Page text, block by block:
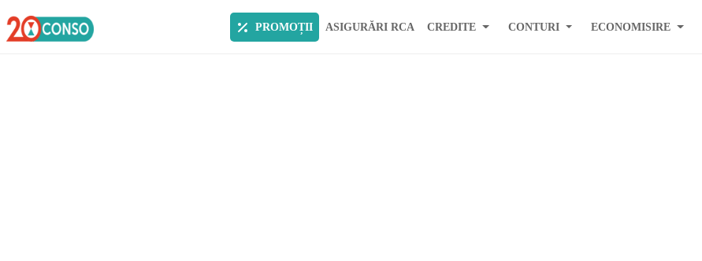
PROMOȚII ASIGURĂRI RCA CREDITE CONTURI ECONOMISIRE